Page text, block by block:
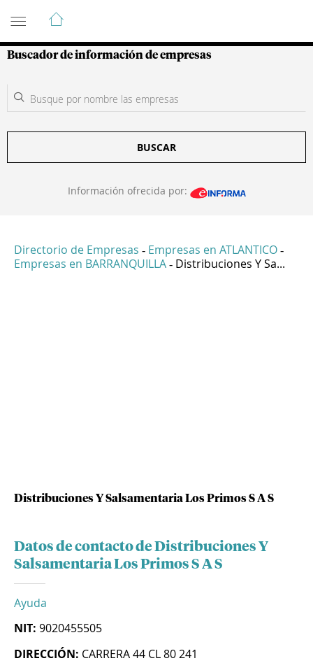
Guía de Empresas Colombianas
Buscador de información de empresas
BUSCAR
Información ofrecida por:
Directorio de Empresas - Empresas en ATLANTICO -
Empresas en BARRANQUILLA - Distribuciones Y Sa...
Distribuciones Y Salsamentaria Los Primos S A S
Datos de contacto de Distribuciones Y
Salsamentaria Los Primos S A S
Ayuda
NIT: 9020455505
DIRECCIÓN: CARRERA 44 CL 80 241